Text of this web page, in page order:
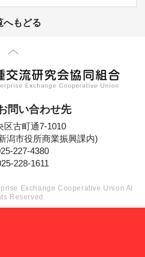
へもどる
問い合わせ先
区古町通7-1010
市役所商業振興課内)
227-4380
228-1611
Exchange Cooperative Union Al
Reserved.